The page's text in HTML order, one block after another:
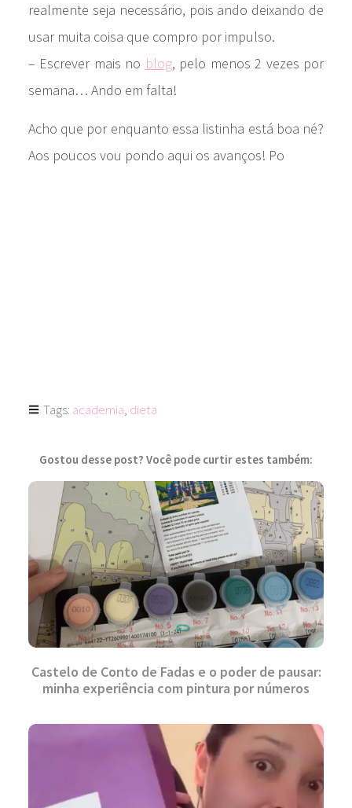
realmente seja necessário, pois ando deixando de
usar muita coisa que compro por impulso.
– Escrever mais no blog, pelo menos 2 vezes por
semana… Ando em falta!
Acho que por enquanto essa listinha está boa né?
Aos poucos vou pondo aqui os avanços! Po
Tags: academia, dieta
Gostou desse post? Você pode curtir estes também:
Castelo de Conto de Fadas e o poder de pausar:
minha experiência com pintura por números